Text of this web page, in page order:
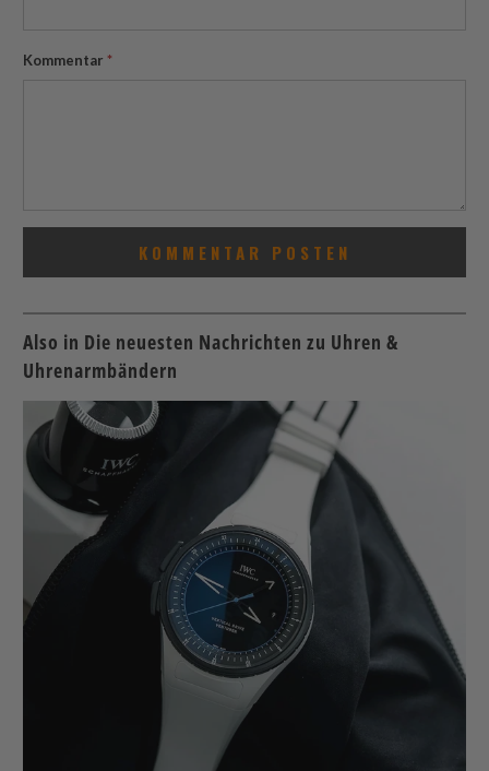
Kommentar *
Also in Die neuesten Nachrichten zu Uhren &
Uhrenarmbändern